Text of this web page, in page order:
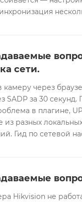
сети.
камеру через
SADP за 30
в плагине,
из разных
Гид по сетевой
Hikvision не